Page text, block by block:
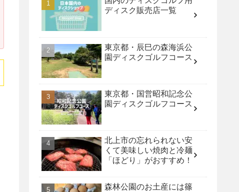
ディスク販売店一覧
東京都・辰巳の森海浜公
園ディスクゴルフコース
東京都・国営昭和記念公
園ディスクゴルフコース
北上市の忘れられない安
くて美味しい焼肉と冷麺
「ほどり」がおすすめ！
森林公園のお土産には篠